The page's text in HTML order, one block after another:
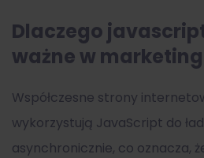
Dlaczego
ważne w
Współczesne strony
wykorzystują JavaScript do
asynchronicznie, co oznacza,